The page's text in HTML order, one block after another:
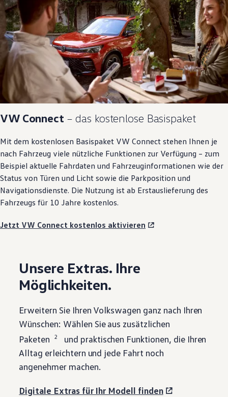
VW Connect – das kostenlose Basispaket
Mit dem kostenlosen Basispaket VW Connect stehen Ihnen je
nach Fahrzeug viele nützliche Funktionen zur Verfügung – zum
Beispiel aktuelle Fahrdaten und Fahrzeuginformationen wie der
Status von Türen und Licht sowie die Parkposition und
Navigationsdienste. Die Nutzung ist ab Erstauslieferung des
Fahrzeugs für 10 Jahre kostenlos.
Jetzt VW Connect kostenlos aktivieren
Unsere Extras. Ihre
Möglichkeiten.
Erweitern Sie Ihren Volkswagen ganz nach Ihren
Wünschen: Wählen Sie aus zusätzlichen
Paketen
2
und praktischen Funktionen, die Ihren
Alltag erleichtern und jede Fahrt noch
angenehmer machen.
Digitale Extras für Ihr Modell finden